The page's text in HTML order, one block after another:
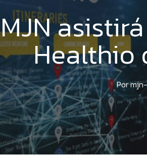
MJN
Healthio
Por